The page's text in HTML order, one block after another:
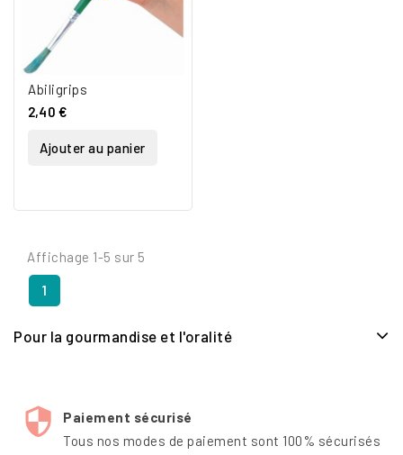
Abiligrips
2,40 €
Ajouter au panier
Affichage 1-5 sur 5
1
Pour la gourmandise et l'oralité
Paiement sécurisé
Tous nos modes de paiement sont 100% sécurisés